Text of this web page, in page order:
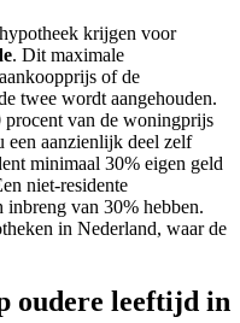
krijgen voor
. Dit maximale
of de
twee wordt aangehouden.
procent van de woningprijs
een aanzienlijk deel zelf
minimaal 30% eigen geld
niet-residente
van 30% hebben.
in Nederland, waar de
oudere leeftijd in